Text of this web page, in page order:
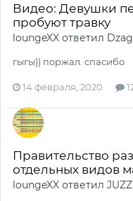
Видео: Девушки
пробуют травку
loungeXX ответил
гыгы)) поржал. спасибо
14 февраля, 2020
Правительство
отдельных видов
loungeXX ответил